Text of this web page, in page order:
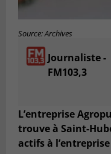
Source: Archives
Journaliste -
FM103,3
L’entreprise
trouve à Saint-
actifs à